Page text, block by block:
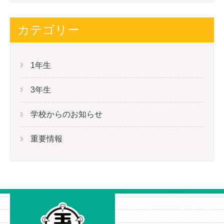
カテゴリー
1年生
3年生
学校からのお知らせ
重要情報